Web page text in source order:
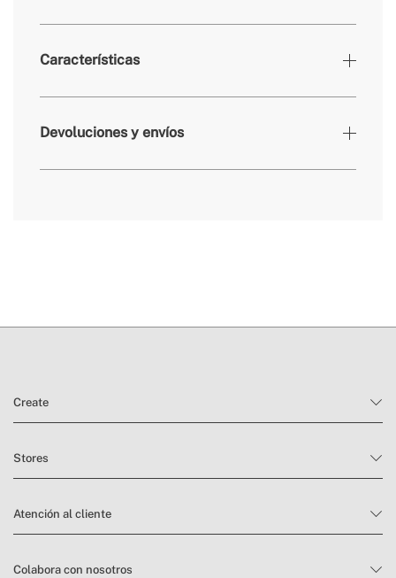
Características
» Garantía Naturaleza consumible
Devoluciones y envíos
Create
Stores
Atención al cliente
Colabora con nosotros